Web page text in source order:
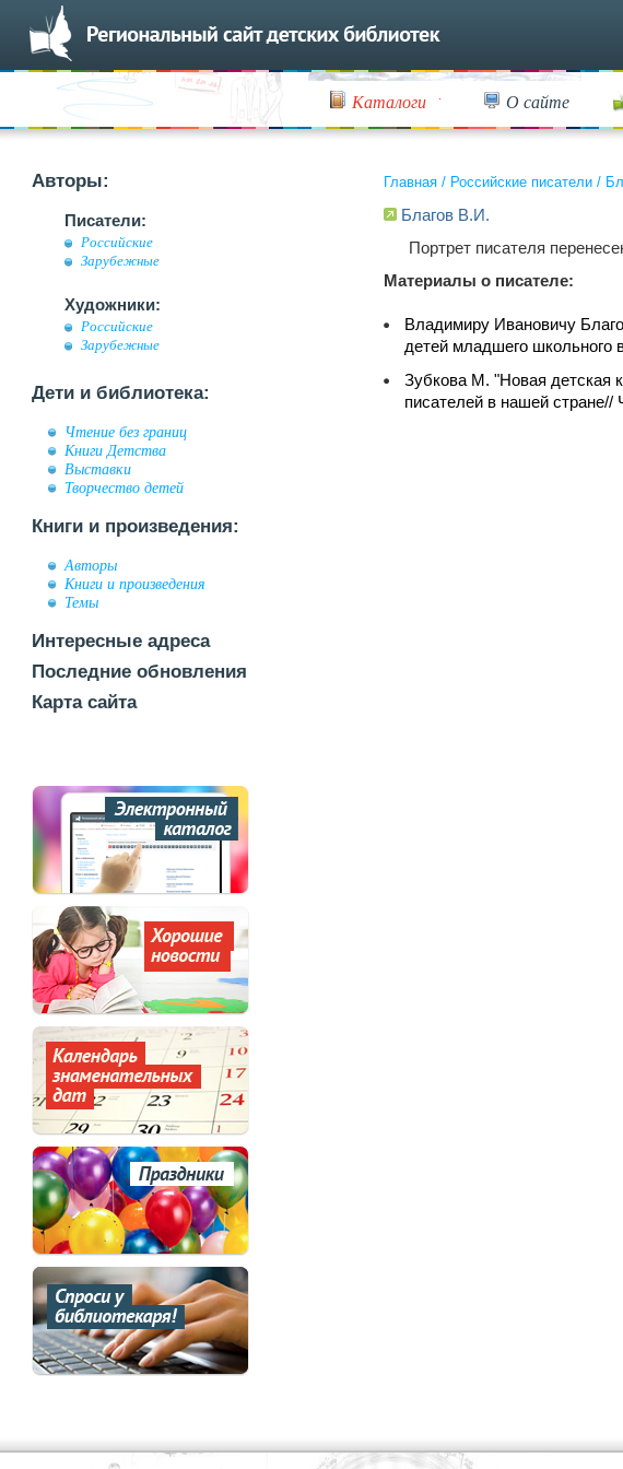
Каталоги О сайте
Авторы:
Писатели:
Российские
Зарубежные
Художники:
Российские
Зарубежные
Дети и библиотека:
Чтение без границ
Книги Детства
Выставки
Творчество детей
Книги и произведения:
Авторы
Книги и произведения
Темы
Интересные адреса
Последние обновления
Карта сайта
Главная / Российские писатели /
Благов В.И.
Портрет писателя
Материалы о писателе:
Владимиру Ивановичу
детей младшего
Зубкова М. "Новая детская
писателей в нашей